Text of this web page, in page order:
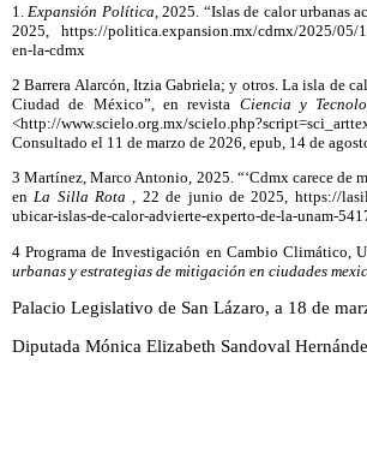
1. Expansión Política, 2025. “Islas de calor urbanas
2025, https://politica.expansion.mx/cdmx/2025/05/
en-la-cdmx
2 Barrera Alarcón, Itzia Gabriela; y otros. La isla de
Ciudad de México”, en revista Ciencia y
<http://www.scielo.org.mx/
Consultado el 11 de marzo de 2026, epub, 14 de
3 Martínez, Marco Antonio, 2025. “‘Cdmx carece de
enLa Silla Rota , 22 de junio de 2025, https://
ubicar-islas-de-calor-advierte-experto-de-la-unam-
4 Programa de Investigación en Cambio Climático,
urbanas y estrategias de mitigación en ciudades
Palacio Legislativo de San Lázaro, a 18 de
Diputada Mónica Elizabeth Sandoval